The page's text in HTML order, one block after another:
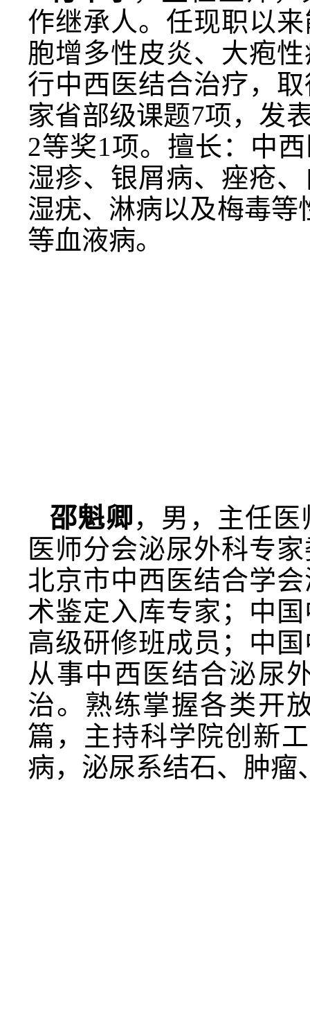
作继承人。任现职以
胞增多性皮炎、大疱
行中西医结合治疗，
家省部级课题7项，发
2等奖1项。擅长：中
湿疹、银屑病、痤疮
湿疣、淋病以及梅毒等
等血液病。
邵魁卿，男，主任
医师分会泌尿外科专
北京市中西医结合学
术鉴定入库专家；中
高级研修班成员；中
从事中西医结合泌尿
治。熟练掌握各类开
篇，主持科学院创新
病，泌尿系结石、肿瘤